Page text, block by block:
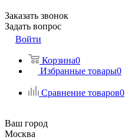
Заказать звонок
Задать вопрос
Войти
Корзина0
Избранные товары0
Сравнение товаров0
Ваш город
Москва